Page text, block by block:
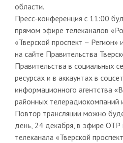
области.
Пресс-конференция с 11:00
прямом эфире телеканалов
«Тверской проспект – Регион»
на сайте Правительства
Правительства в социальных
ресурсах и в аккаунтах в
информационного агентства
районных телерадиокомпаний
Повтор трансляции можно
день, 24 декабря, в эфире
телеканала «Тверской